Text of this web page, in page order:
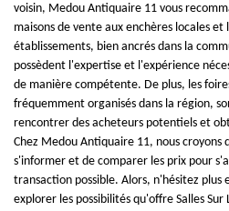
voisin, Medou Antiquaire 11 vous
maisons de vente aux enchères locales et
établissements, bien ancrés dans la
possèdent l'expertise et l'expérience
de manière compétente. De plus, les
fréquemment organisés dans la région,
rencontrer des acheteurs potentiels et
Chez Medou Antiquaire 11, nous croyons
s'informer et de comparer les prix pour
transaction possible. Alors, n'hésitez plus
explorer les possibilités qu'offre Salles Sur